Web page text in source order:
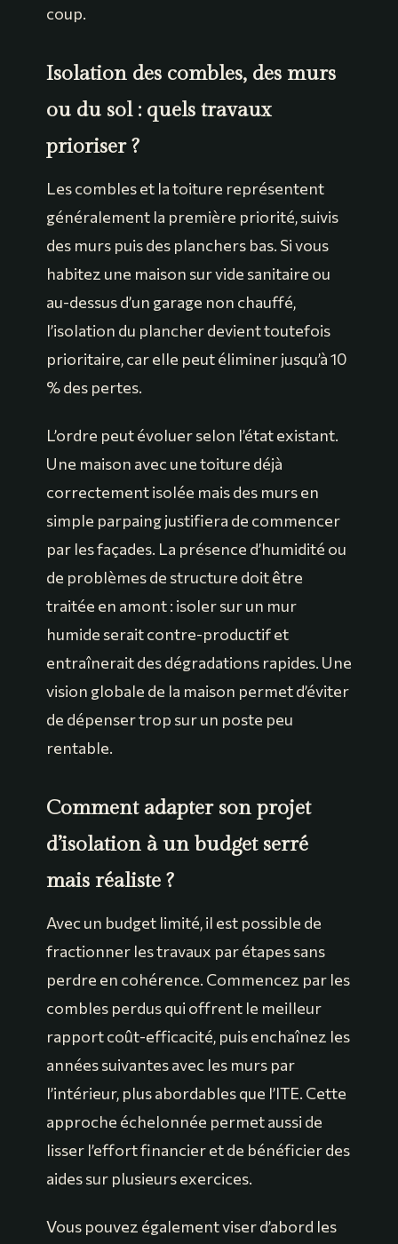
coup.
Isolation des combles, des murs
ou du sol : quels travaux
prioriser ?
Les combles et la toiture représentent
généralement la première priorité, suivis
des murs puis des planchers bas. Si vous
habitez une maison sur vide sanitaire ou
au-dessus d’un garage non chauffé,
l’isolation du plancher devient toutefois
prioritaire, car elle peut éliminer jusqu’à 10
% des pertes.
L’ordre peut évoluer selon l’état existant.
Une maison avec une toiture déjà
correctement isolée mais des murs en
simple parpaing justifiera de commencer
par les façades. La présence d’humidité ou
de problèmes de structure doit être
traitée en amont : isoler sur un mur
humide serait contre-productif et
entraînerait des dégradations rapides. Une
vision globale de la maison permet d’éviter
de dépenser trop sur un poste peu
rentable.
Comment adapter son projet
d’isolation à un budget serré
mais réaliste ?
Avec un budget limité, il est possible de
fractionner les travaux par étapes sans
perdre en cohérence. Commencez par les
combles perdus qui offrent le meilleur
rapport coût-efficacité, puis enchaînez les
années suivantes avec les murs par
l’intérieur, plus abordables que l’ITE. Cette
approche échelonnée permet aussi de
lisser l’effort financier et de bénéficier des
aides sur plusieurs exercices.
Vous pouvez également viser d’abord les